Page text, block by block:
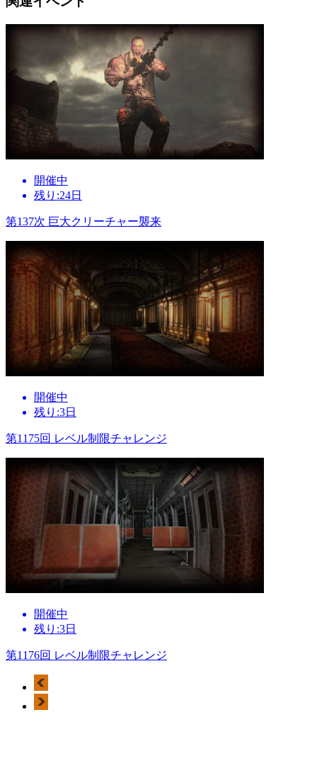
開催中
残り:24日
第137次 巨大クリーチャー襲来
開催中
残り:3日
第1175回 レベル制限チャレンジ
開催中
残り:3日
第1176回 レベル制限チャレンジ